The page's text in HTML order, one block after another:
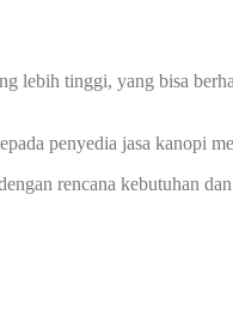
lebih tinggi, yang bisa
penyedia jasa kanopi
rencana kebutuhan